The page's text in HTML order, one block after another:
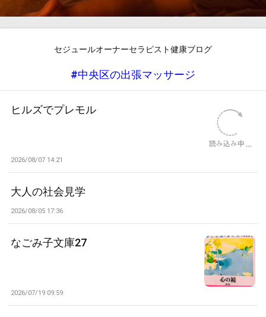
セジュールオーナーセラピスト健康ブログ
#中央区の出張マッサージ
ヒルズでプレモル
2026/08/07 14:21
大人の社会見学
2026/08/05 17:36
なごみ子文庫27
2026/07/19 09:59